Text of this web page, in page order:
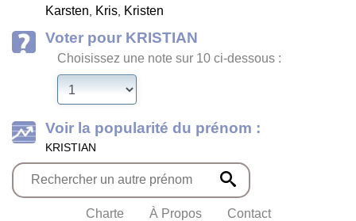
Karsten, Kris, Kristen
Voter pour KRISTIAN
Choisissez une note sur 10 ci-dessous :
Voir la popularité du prénom :
KRISTIAN
Charte À Propos Contact